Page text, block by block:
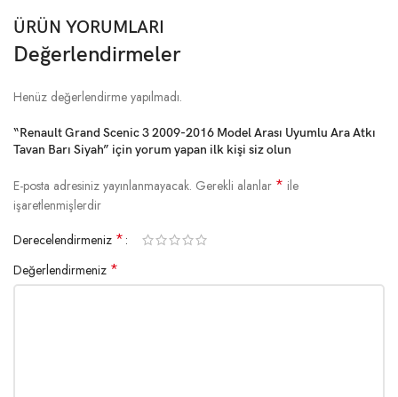
ÜRÜN YORUMLARI
Değerlendirmeler
Henüz değerlendirme yapılmadı.
“Renault Grand Scenic 3 2009-2016 Model Arası Uyumlu Ara Atkı
Tavan Barı Siyah” için yorum yapan ilk kişi siz olun
E-posta adresiniz yayınlanmayacak. Gerekli alanlar * ile
işaretlenmişlerdir
Derecelendirmeniz *
Değerlendirmeniz *